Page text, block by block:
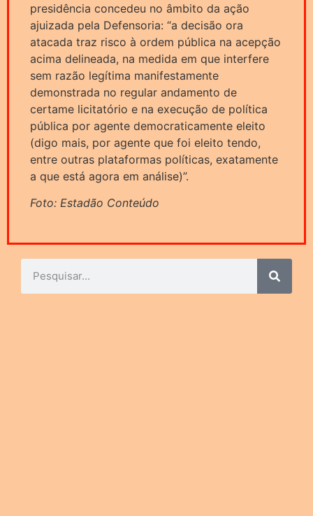
presidência concedeu no âmbito da ação
ajuizada pela Defensoria: “a decisão ora
atacada traz risco à ordem pública na acepção
acima delineada, na medida em que interfere
sem razão legítima manifestamente
demonstrada no regular andamento de
certame licitatório e na execução de política
pública por agente democraticamente eleito
(digo mais, por agente que foi eleito tendo,
entre outras plataformas políticas, exatamente
a que está agora em análise)”.
Foto: Estadão Conteúdo